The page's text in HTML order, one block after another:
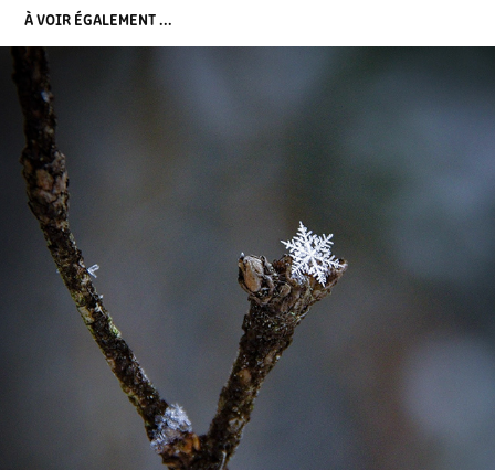
À VOIR ÉGALEMENT ...
Ø  DAME NATURE
2023